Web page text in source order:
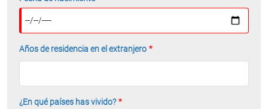
Años de residencia en el extranjero
¿En qué países has vivido?